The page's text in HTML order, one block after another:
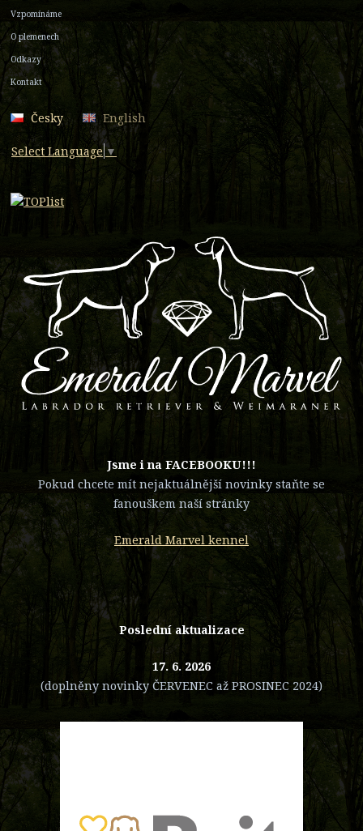
Vzpomínáme
O plemenech
Odkazy
Kontakt
Česky English
Select Language ▼
​Jsme i na FACEBOOKU!!!
Pokud chcete mít nejaktuálnější novinky staňte se
fanouškem naší stránky
Emerald Marvel kennel
Poslední aktualizace
17. 6. 2026
(doplněny novinky ČERVENEC až PROSINEC 2024)